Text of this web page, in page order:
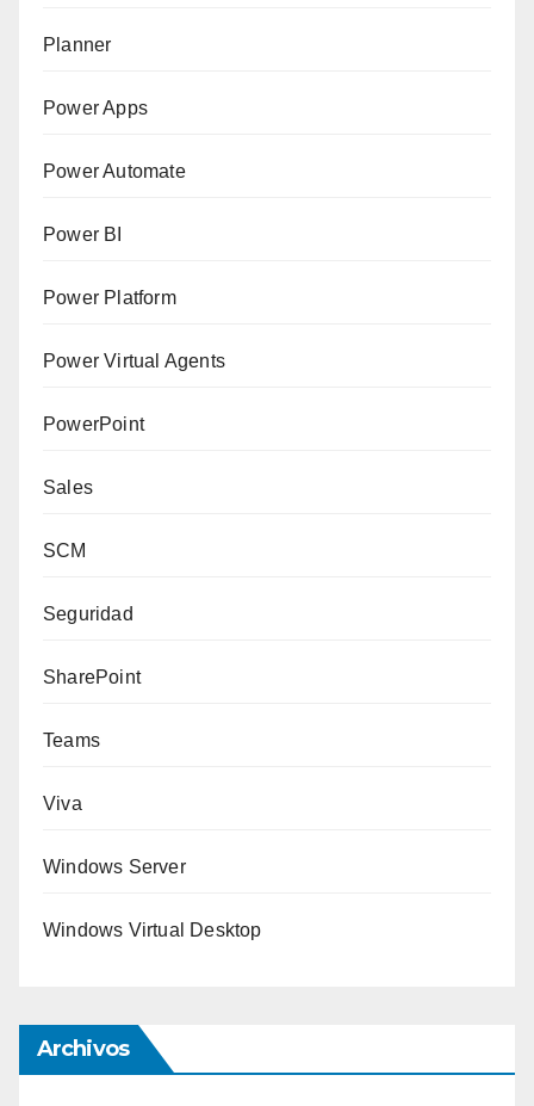
Planner
Power Apps
Power Automate
Power BI
Power Platform
Power Virtual Agents
PowerPoint
Sales
SCM
Seguridad
SharePoint
Teams
Viva
Windows Server
Windows Virtual Desktop
Archivos